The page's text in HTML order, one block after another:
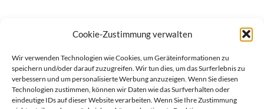
Cookie-Zustimmung verwalten
Wir verwenden Technologien wie Cookies, um Geräteinformationen zu
speichern und/oder darauf zuzugreifen. Wir tun dies, um das Surferlebnis zu
verbessern und um personalisierte Werbung anzuzeigen. Wenn Sie diesen
Technologien zustimmen, können wir Daten wie das Surfverhalten oder
eindeutige IDs auf dieser Website verarbeiten. Wenn Sie Ihre Zustimmung